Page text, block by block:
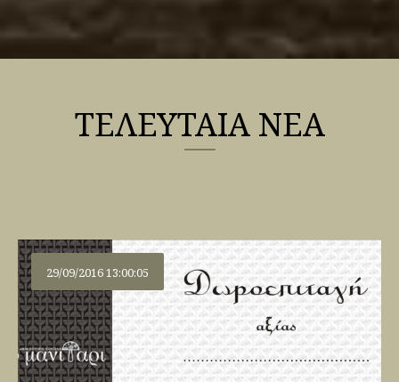
ΤΕΛΕΥΤΑΙΑ ΝΕΑ
29/09/2016 13:00:05